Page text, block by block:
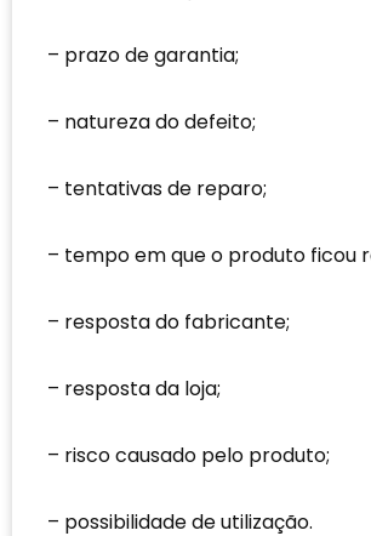
prazo de garantia;
natureza do defeito;
tentativas de reparo;
tempo em que o produto ficou
resposta do fabricante;
resposta da loja;
risco causado pelo produto;
possibilidade de utilização.